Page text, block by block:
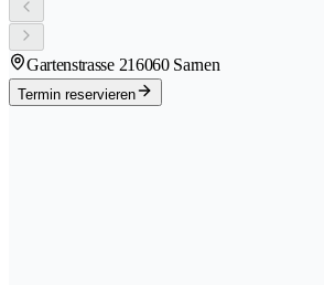
Gartenstrasse 216060 Sarnen
Termin reservieren